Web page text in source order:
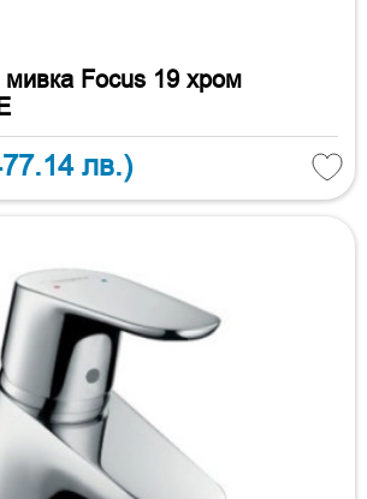
Focus 19 хром
лв.)